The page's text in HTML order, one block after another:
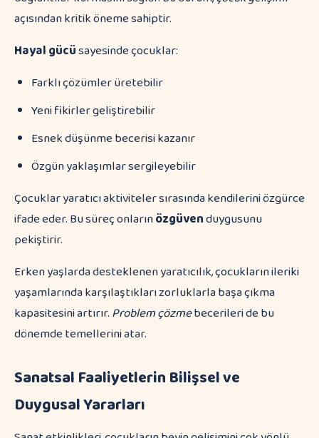
açısından kritik öneme sahiptir.
Hayal gücüsayesinde çocuklar:
Farklı çözümler üretebilir
Yeni fikirler geliştirebilir
Esnek düşünme becerisi kazanır
Özgün yaklaşımlar sergileyebilir
Çocuklar yaratıcı aktiviteler sırasında kendilerini özgürce
ifade eder. Bu süreç onlarınözgüvenduygusunu
pekiştirir.
Erken yaşlarda desteklenen yaratıcılık, çocukların ileriki
yaşamlarında karşılaştıkları zorluklarla başa çıkma
kapasitesini artırır.Problem çözmebecerileri de bu
dönemde temellerini atar.
Sanatsal Faaliyetlerin Bilişsel ve
Duygusal Yararları